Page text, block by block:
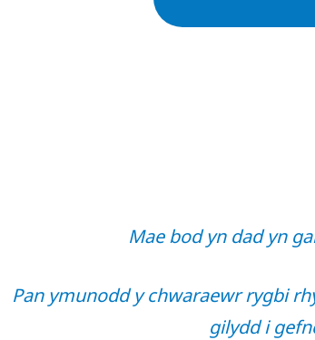
Mae bod yn dad yn
Pan ymunodd y chwaraewr rygbi
gilydd i